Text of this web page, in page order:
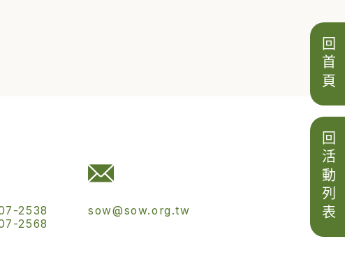
回首頁
回活動列表
2538
2568
sow@sow.org.tw